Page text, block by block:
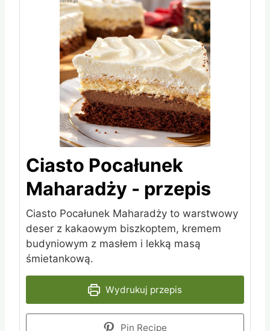
Ciasto Pocałunek
Maharadży - przepis
Ciasto Pocałunek Maharadży to warstwowy
deser z kakaowym biszkoptem, kremem
budyniowym z masłem i lekką masą
śmietankową.
Wydrukuj przepis
Pin Recipe